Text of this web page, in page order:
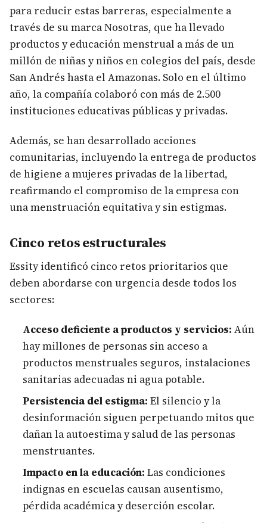
para reducir estas barreras, especialmente a
través de su marca Nosotras, que ha llevado
productos y educación menstrual a más de un
millón de niñas y niños en colegios del país, desde
San Andrés hasta el Amazonas. Solo en el último
año, la compañía colaboró con más de 2.500
instituciones educativas públicas y privadas.
Además, se han desarrollado acciones
comunitarias, incluyendo la entrega de productos
de higiene a mujeres privadas de la libertad,
reafirmando el compromiso de la empresa con
una menstruación equitativa y sin estigmas.
Cinco retos estructurales
Essity identificó cinco retos prioritarios que
deben abordarse con urgencia desde todos los
sectores:
Acceso deficiente a productos y servicios: Aún
hay millones de personas sin acceso a
productos menstruales seguros, instalaciones
sanitarias adecuadas ni agua potable.
Persistencia del estigma: El silencio y la
desinformación siguen perpetuando mitos que
dañan la autoestima y salud de las personas
menstruantes.
Impacto en la educación: Las condiciones
indignas en escuelas causan ausentismo,
pérdida académica y deserción escolar.